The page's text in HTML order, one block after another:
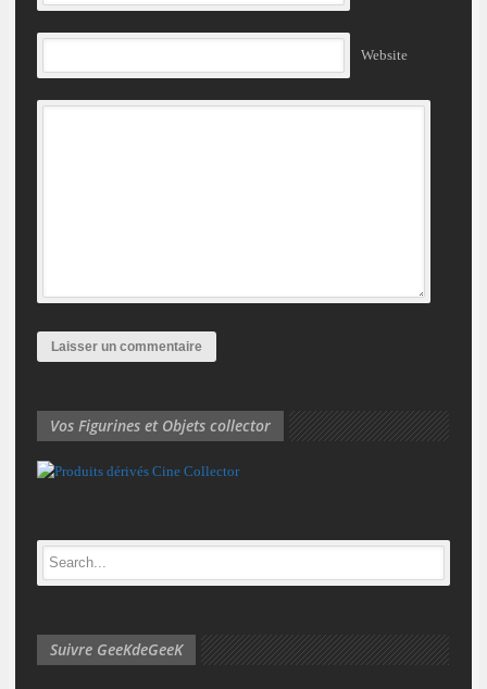
Website
Vos Figurines et Objets collector
Suivre GeeKdeGeeK